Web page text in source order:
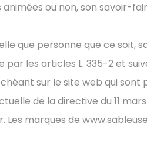
ou non, son savoir-
que personne que ce soit,
les articles L. 335-2 et
sur le site web qui sont
de la directive du 11
marques de